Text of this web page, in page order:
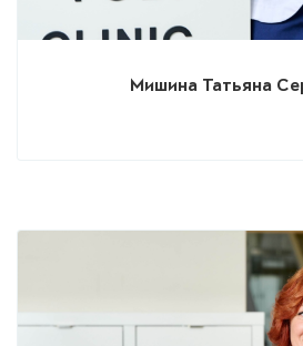
Мишина Татьяна